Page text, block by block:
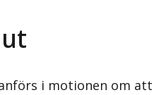
i motionen om